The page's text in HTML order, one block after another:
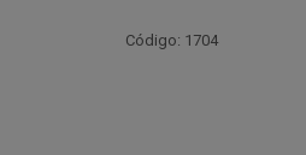
Código: 1704